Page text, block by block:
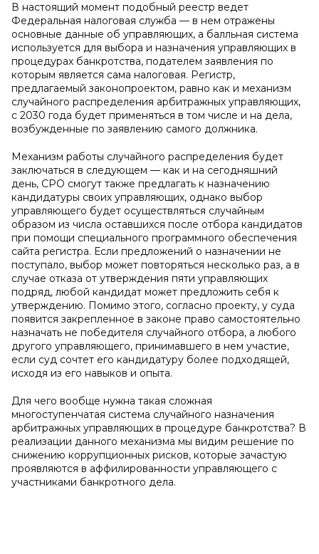
В настоящий момент подобный реестр ведет
Федеральная налоговая служба — в нем отражены
основные данные об управляющих, а балльная система
используется для выбора и назначения управляющих в
процедурах банкротства, подателем заявления по
которым является сама налоговая. Регистр,
предлагаемый законопроектом, равно как и механизм
случайного распределения арбитражных управляющих,
с 2030 года будет применяться в том числе и на дела,
возбужденные по заявлению самого должника.
Механизм работы случайного распределения будет
заключаться в следующем — как и на сегодняшний
день, СРО смогут также предлагать к назначению
кандидатуры своих управляющих, однако выбор
управляющего будет осуществляться случайным
образом из числа оставшихся после отбора кандидатов
при помощи специального программного обеспечения
сайта регистра. Если предложений о назначении не
поступало, выбор может повторяться несколько раз, а в
случае отказа от утверждения пяти управляющих
подряд, любой кандидат может предложить себя к
утверждению. Помимо этого, согласно проекту, у суда
появится закрепленное в законе право самостоятельно
назначать не победителя случайного отбора, а любого
другого управляющего, принимавшего в нем участие,
если суд сочтет его кандидатуру более подходящей,
исходя из его навыков и опыта.
Для чего вообще нужна такая сложная
многоступенчатая система случайного назначения
арбитражных управляющих в процедуре банкротства? В
реализации данного механизма мы видим решение по
снижению коррупционных рисков, которые зачастую
проявляются в аффилированности управляющего с
участниками банкротного дела.